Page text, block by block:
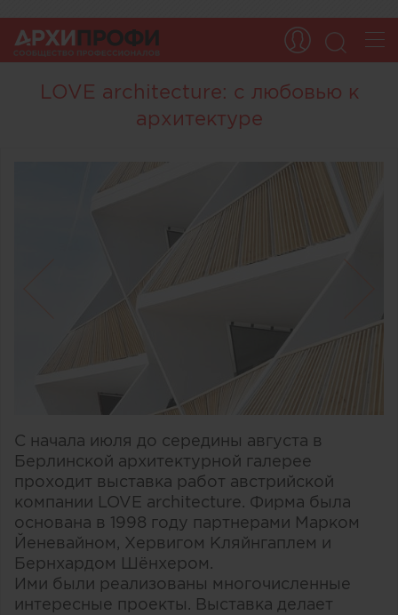
LOVE architecture: с любовью к
архитектуре
С начала июля до середины августа в
Берлинской архитектурной галерее
проходит выставка работ австрийской
компании LOVE architecture. Фирма была
основана в 1998 году партнерами Марком
Йеневайном, Хервигом Кляйнгаплем и
Бернхардом Шёнхером.
Ими были реализованы многочисленные
интересные проекты. Выставка делает